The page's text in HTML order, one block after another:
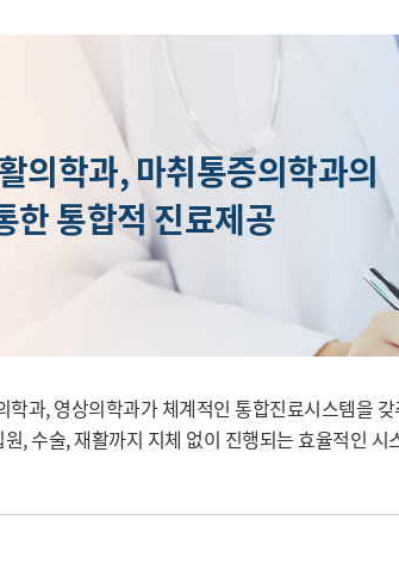
의학과, 마취통증의학과의
한 통합적 진료제공
과, 영상의학과가 체계적인 통합진료시스템을
, 수술, 재활까지 지체 없이 진행되는 효율적인